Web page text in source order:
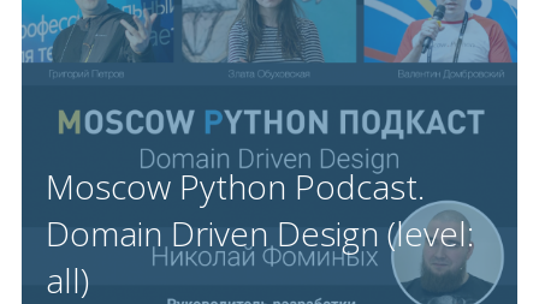
Moscow Python Podcast.
Domain Driven Design (level:
all)